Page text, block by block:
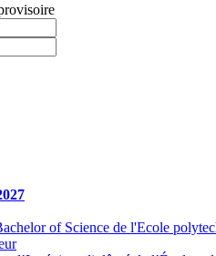
of Science de l'Ecole